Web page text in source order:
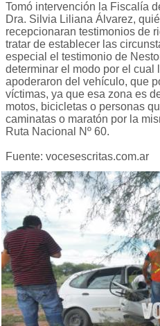
Tomó intervención la Fiscalía
Dra. Silvia Liliana Álvarez,
recepcionaran testimonios de
tratar de establecer las
especial el testimonio de
determinar el modo por el cual
apoderaron del vehículo, que
víctimas, ya que esa zona es
motos, bicicletas o personas
caminatas o maratón por la
Ruta Nacional Nº 60.
Fuente: vocesescritas.com.ar